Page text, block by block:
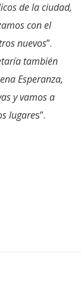
de la ciudad,
con el
nuevos”.
también
Esperanza,
y vamos a
lugares”.